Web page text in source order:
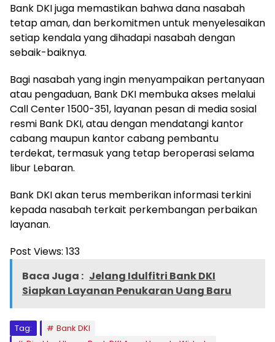
Bank DKI juga memastikan bahwa dana nasabah
tetap aman, dan berkomitmen untuk menyelesaikan
setiap kendala yang dihadapi nasabah dengan
sebaik-baiknya.
Bagi nasabah yang ingin menyampaikan pertanyaan
atau pengaduan, Bank DKI membuka akses melalui
Call Center 1500-351, layanan pesan di media sosial
resmi Bank DKI, atau dengan mendatangi kantor
cabang maupun kantor cabang pembantu
terdekat, termasuk yang tetap beroperasi selama
libur Lebaran.
Bank DKI akan terus memberikan informasi terkini
kepada nasabah terkait perkembangan perbaikan
layanan.
Post Views: 133
Baca Juga : Jelang Idulfitri Bank DKI
Siapkan Layanan Penukaran Uang Baru
Tag:
Bank DKI